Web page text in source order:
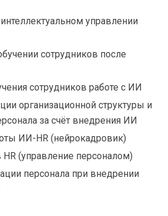
управлении
сотрудников после
сотрудников работе с ИИ
организационной структуры и
за счёт внедрения ИИ
ИИ-HR (нейрокадровик)
HR (управление персоналом)
персонала при внедрении